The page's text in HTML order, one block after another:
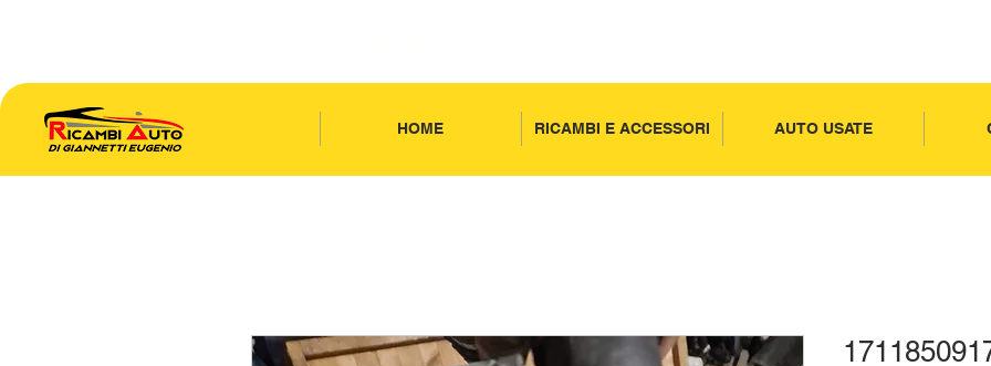
HOME RICAMBI E ACCESSORI AUTO USATE